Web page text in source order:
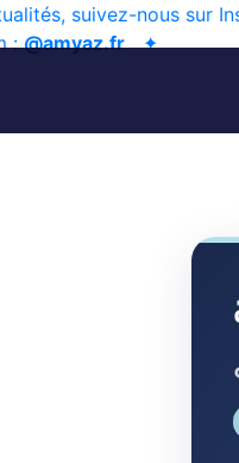
suivez-nous sur
:@amyaz.fr✦